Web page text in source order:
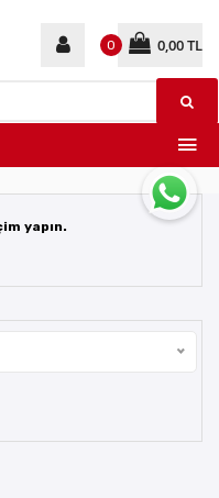
0,00 TL
0
yapın.